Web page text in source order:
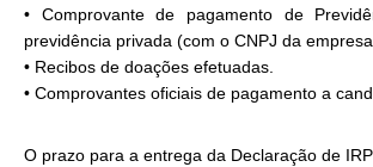
• Comprovante de pagamento de
previdência privada (com o CNPJ da
• Recibos de doações efetuadas.
• Comprovantes oficiais de pagamento a
O prazo para a entrega da Declaração de